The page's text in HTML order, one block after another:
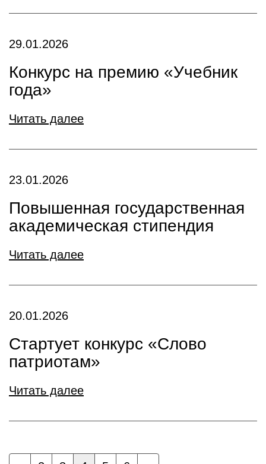
29.01.2026
Конкурс на премию «Учебник
года»
Читать далее
23.01.2026
Повышенная государственная
академическая стипендия
Читать далее
20.01.2026
Стартует конкурс «Слово
патриотам»
Читать далее